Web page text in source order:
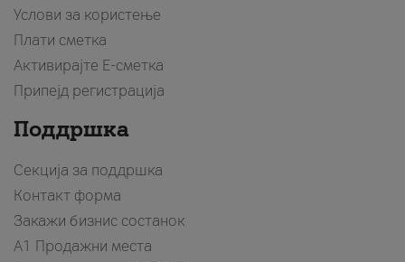
Услови за користење
Плати сметка
Активирајте Е-сметка
Припејд регистрација
Поддршка
Секција за поддршка
Контакт форма
Закажи бизнис состанок
A1 Продажни места